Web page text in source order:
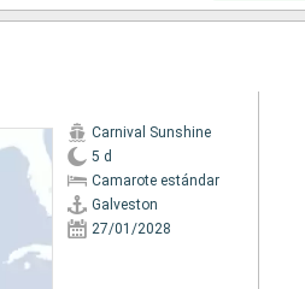
Carnival Sunshine
5 d
Camarote estándar
Galveston
27/01/2028